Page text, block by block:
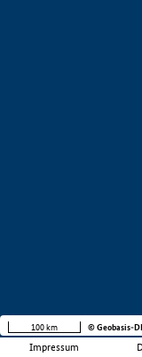
Impressum
100 km © Geobasis-